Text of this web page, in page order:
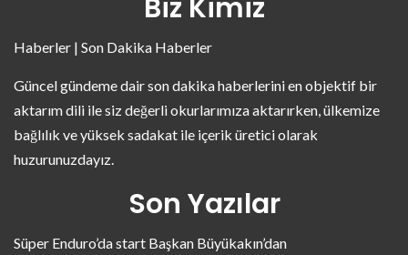
Biz Kimiz
Haberler | Son Dakika Haberler
Güncel gündeme dair son dakika haberlerini en objektif bir
aktarım dili ile siz değerli okurlarımıza aktarırken, ülkemize
bağlılık ve yüksek sadakat ile içerik üretici olarak
huzurunuzdayız.
Son Yazılar
Süper Enduro’da start Başkan Büyükakın’dan